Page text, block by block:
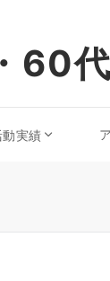
60
動実績